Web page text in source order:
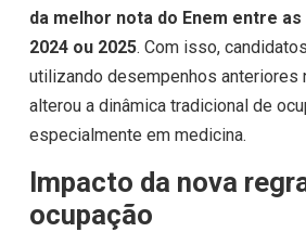
da melhor nota do Enem entre
2024 ou 2025. Com isso,
utilizando desempenhos anteriores
alterou a dinâmica tradicional de
especialmente em medicina.
Impacto da nova
ocupação